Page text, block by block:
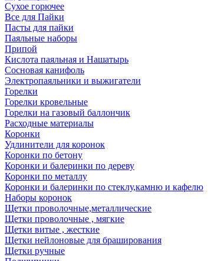
Сухое горючее
Все для Пайки
Пасты для пайки
Паяльные наборы
Припой
Кислота паяльная и Нашатырь
Сосновая канифоль
Электропаяльники и выжигатели
Горелки
Горелки кровельные
Горелки на газовый баллончик
Расходные материалы
Коронки
Удлинители для коронок
Коронки по бетону
Коронки и балеринки по дереву
Коронки по металлу
Коронки и балеринки по стеклу,камню и кафелю
Наборы коронок
Щетки проволочные,металлические
Щетки проволочные , мягкие
Щетки витые , жесткие
Щетки нейлоновые для браширования
Щетки ручные